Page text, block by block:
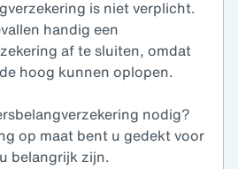
is niet verplicht.
handig een
af te sluiten, omdat
hoog kunnen oplopen.
nodig?
op maat bent u gedekt voor
belangrijk zijn.